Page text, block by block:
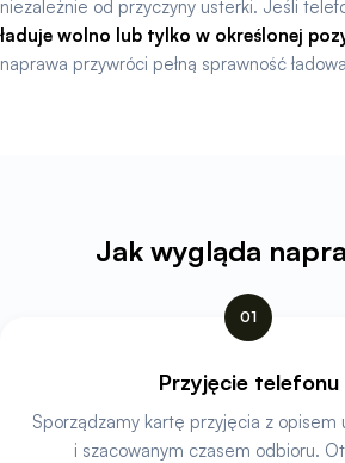
niezależnie od przyczyny usterki. Jeśli
ładuje wolno lub tylko w określonej
naprawa przywróci pełną sprawność
Jak wygląda
01
Przyjęcie telefonu
Sporządzamy kartę przyjęcia z opisem
i szacowanym czasem odbioru.